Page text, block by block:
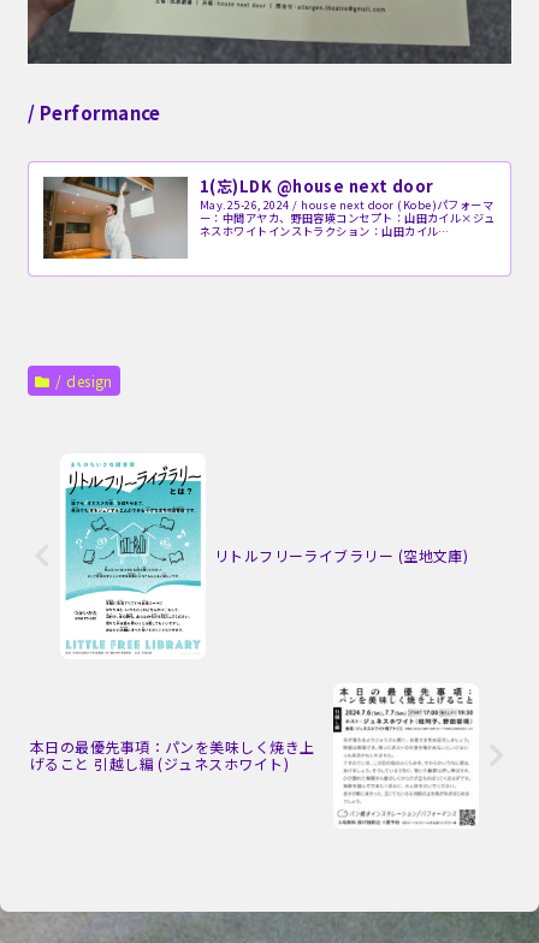
/ Performance
1(忘)LDK @house next door
May.25-26, 2024 / house next door (Kobe)パフォーマ
ー：中間アヤカ、野田容瑛コンセプト：山田カイル×ジュ
ネスホワイトインストラクション：山田カイル
/ design
リトルフリーライブラリー (空地文庫)
本日の最優先事項：パンを美味しく焼き上
げること 引越し編 (ジュネスホワイト)